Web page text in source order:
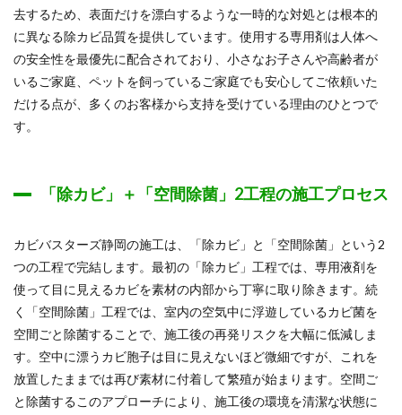
去するため、表面だけを漂白するような一時的な対処とは根本的
に異なる除カビ品質を提供しています。使用する専用剤は人体へ
の安全性を最優先に配合されており、小さなお子さんや高齢者が
いるご家庭、ペットを飼っているご家庭でも安心してご依頼いた
だける点が、多くのお客様から支持を受けている理由のひとつで
す。
「除カビ」＋「空間除菌」2工程の施工プロセス
カビバスターズ静岡の施工は、「除カビ」と「空間除菌」という2
つの工程で完結します。最初の「除カビ」工程では、専用液剤を
使って目に見えるカビを素材の内部から丁寧に取り除きます。続
く「空間除菌」工程では、室内の空気中に浮遊しているカビ菌を
空間ごと除菌することで、施工後の再発リスクを大幅に低減しま
す。空中に漂うカビ胞子は目に見えないほど微細ですが、これを
放置したままでは再び素材に付着して繁殖が始まります。空間ご
と除菌するこのアプローチにより、施工後の環境を清潔な状態に